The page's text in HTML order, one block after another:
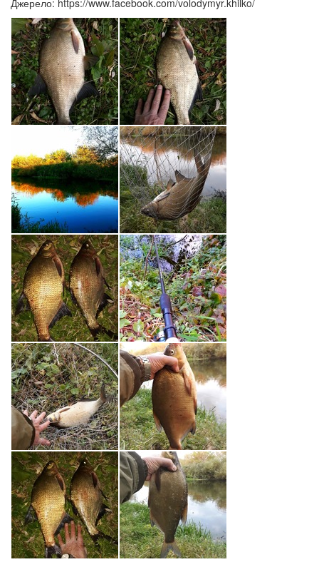
Джерело: https://www.facebook.com/volodymyr.khilko/